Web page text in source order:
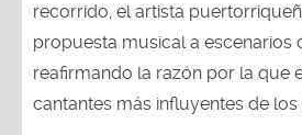
recorrido, el artista
propuesta musical a escenarios
reafirmando la razón por la que
cantantes más influyentes de